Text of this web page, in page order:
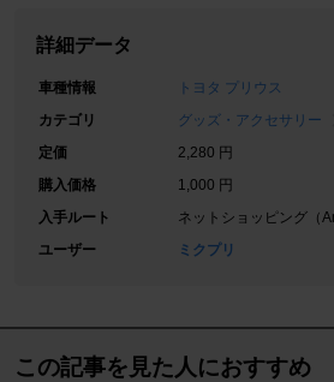
詳細データ
車種情報
トヨタ プリウス
カテゴリ
グッズ・アクセサリー
定価
2,280 円
購入価格
1,000 円
入手ルート
ネットショッピング（
ユーザー
ミクプリ
この記事を見た人におすすめ